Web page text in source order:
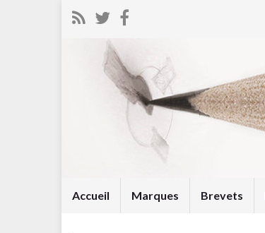
Accueil Marques Brevets